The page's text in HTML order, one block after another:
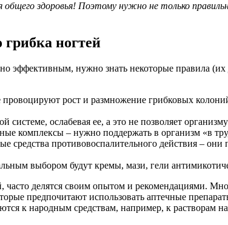
общего здоровья! Поэтому нужно не только
ногтей
эффективным, нужно знать некоторые правила
рост и размножение грибковых
ослабевая ее, а это не позволяет
комплексы – нужно поддержать в организм «в
средства противовоспалительного действия –
выбором будут кремы, мази, гели
делятся своим опытом и рекомендациями.
предпочитают использовать аптечные
к народным средствам, например, к растворам